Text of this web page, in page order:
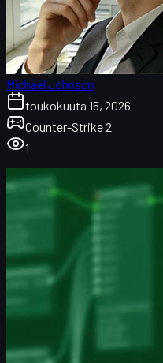
Michael Johnson
toukokuuta 15, 2026
Counter-Strike 2
1
Animgraph 2
Miten Animgraph
Näin varmistat,
Animgraph 2 ja
Vinkit pelin
Usein kysytyt